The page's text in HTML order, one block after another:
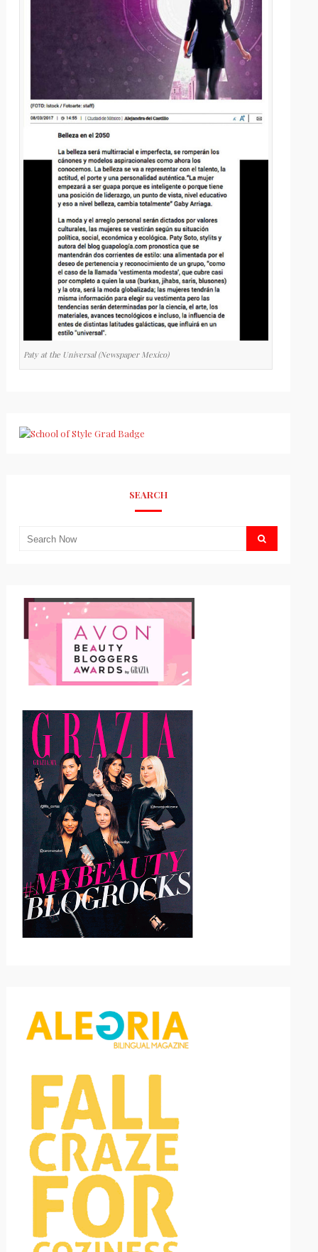
Paty at the Universal (Newspaper Mexico)
SEARCH